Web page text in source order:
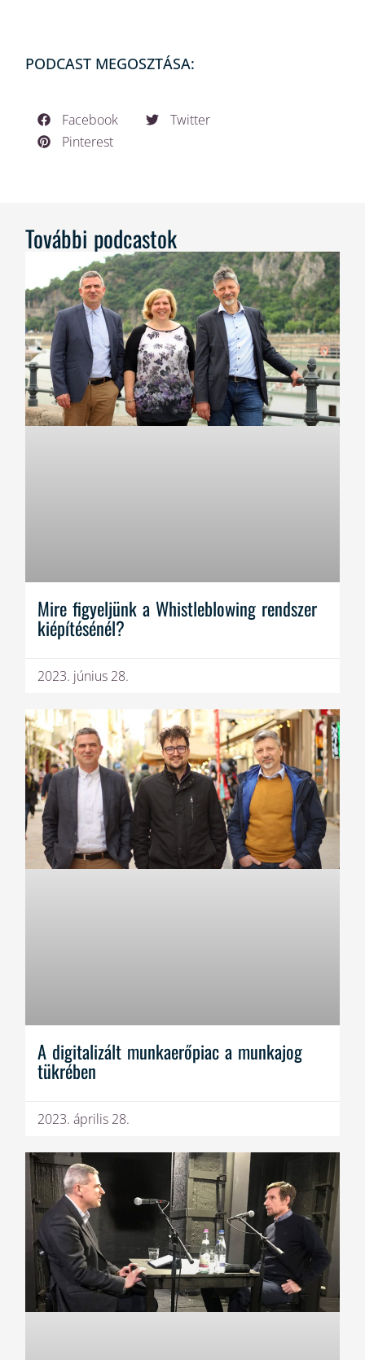
PODCAST MEGOSZTÁSA:
Facebook
Twitter
Pinterest
További podcastok
Mire figyeljünk a Whistleblowing rendszer
kiépítésénél?
2023. június 28.
A digitalizált munkaerőpiac a munkajog
tükrében
2023. április 28.